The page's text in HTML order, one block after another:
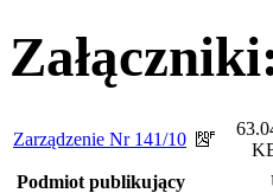
Zarządzenie Nr 141/10
Podmiot publikujący